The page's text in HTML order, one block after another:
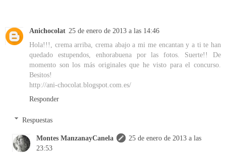
Anichocolat 25 de enero de 2013 a las 14:46
Hola!!!, crema arriba, crema abajo a mi me encantan y a ti te han
quedado estupendos, enhorabuena por las fotos. Suerte!! De
momento son los más originales que he visto para el concurso.
Besitos!
http://ani-chocolat.blogspot.com.es/
Responder
Respuestas
Montes ManzanayCanela
25 de enero de 2013 a las
23:53